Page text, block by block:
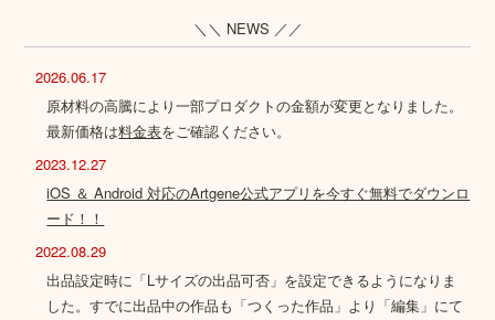
＼＼ NEWS ／／
2026.06.17
原材料の高騰により一部プロダクトの金額が変更となりました。
最新価格は料金表をご確認ください。
2023.12.27
iOS ＆ Android 対応のArtgene公式アプリを今すぐ無料でダウンロ
ード！！
2022.08.29
出品設定時に「Lサイズの出品可否」を設定できるようになりま
した。すでに出品中の作品も「つくった作品」より「編集」にて